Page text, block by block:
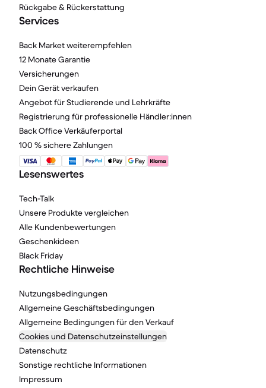
Rückgabe & Rückerstattung
Services
Back Market weiterempfehlen
12 Monate Garantie
Versicherungen
Dein Gerät verkaufen
Angebot für Studierende und Lehrkräfte
Registrierung für professionelle Händler:innen
Back Office Verkäuferportal
100 % sichere Zahlungen
Lesenswertes
Tech-Talk
Unsere Produkte vergleichen
Alle Kundenbewertungen
Geschenkideen
Black Friday
Rechtliche Hinweise
Nutzungsbedingungen
Allgemeine Geschäftsbedingungen
Allgemeine Bedingungen für den Verkauf
Cookies und Datenschutzeinstellungen
Datenschutz
Sonstige rechtliche Informationen
Impressum